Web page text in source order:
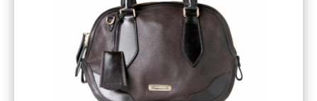
Cerrar sesión